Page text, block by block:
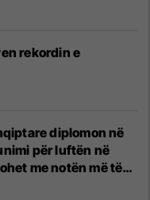
rekordin e
diplomon në
për luftën në
me notën më të